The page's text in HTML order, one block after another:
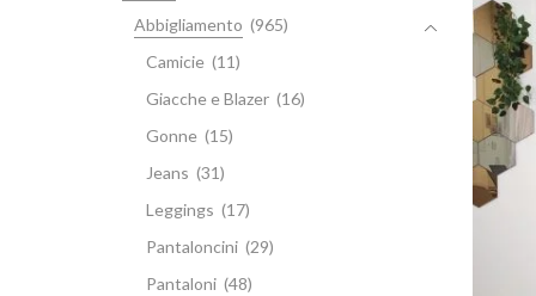
Abbigliamento (965)
Camicie (11)
Giacche e Blazer (16)
Gonne (15)
Jeans (31)
Leggings (17)
Pantaloncini (29)
Pantaloni (48)